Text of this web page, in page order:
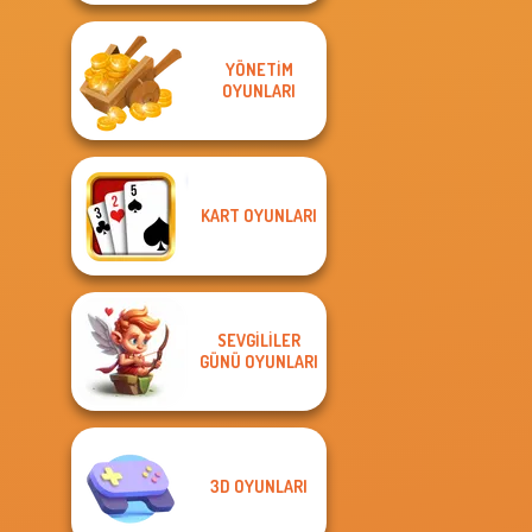
YÖNETIM
OYUNLARI
KART OYUNLARI
SEVGILILER
GÜNÜ OYUNLARI
3D OYUNLARI